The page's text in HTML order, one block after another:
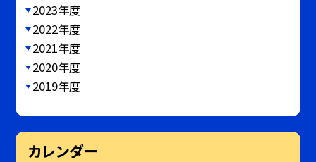
2023年度
2022年度
2021年度
2020年度
2019年度
カレンダー